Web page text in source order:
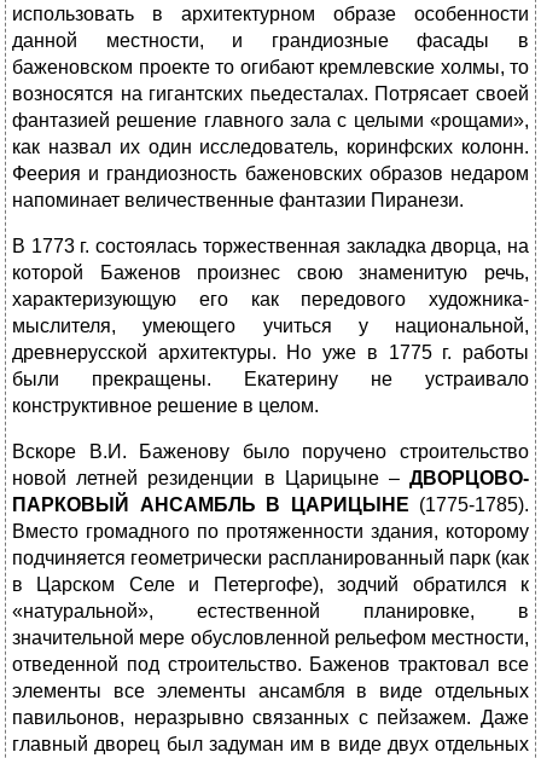
использовать в архитектурном образе особенности
данной местности, и грандиозные фасады в
баженовском проекте то огибают кремлевские холмы, то
возносятся на гигантских пьедесталах. Потрясает своей
фантазией решение главного зала с целыми «рощами»,
как назвал их один исследователь, коринфских колонн.
Феерия и грандиозность баженовских образов недаром
напоминает величественные фантазии Пиранези.
В 1773 г. состоялась торжественная закладка дворца, на
которой Баженов произнес свою знаменитую речь,
характеризующую его как передового художника-
мыслителя, умеющего учиться у национальной,
древнерусской архитектуры. Но уже в 1775 г. работы
были прекращены. Екатерину не устраивало
конструктивное решение в целом.
Вскоре В.И. Баженову было поручено строительство
новой летней резиденции в Царицыне – ДВОРЦОВО-
ПАРКОВЫЙ
АНСАМБЛЬ В ЦАРИЦЫНЕ (1775-1785).
Вместо громадного по протяженности здания, которому
подчиняется геометрически распланированный парк (как
в Царском Селе и Петергофе), зодчий обратился к
«натуральной», естественной планировке, в
значительной мере обусловленной рельефом местности,
отведенной под строительство. Баженов трактовал все
элементы все элементы ансамбля в виде отдельных
павильонов, неразрывно связанных с пейзажем. Даже
главный дворец был задуман им в виде двух отдельных